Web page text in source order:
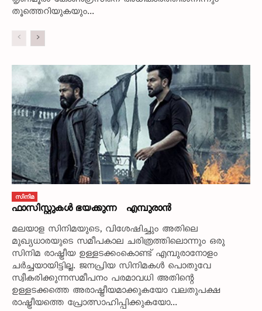
തൂത്തെറിയുകയും...
സിനിമ
ഫാസിസ്റ്റുകൾ ഭയക്കുന്ന എമ്പുരാൻ
മലയാള സിനിമയുടെ, വിശേഷിച്ചും അതിലെ
മുഖ്യധാരയുടെ സമീപകാല ചരിത്രത്തിലൊന്നും ഒരു
സിനിമ രാഷ്ട്രീയ ഉള്ളടക്കംകൊണ്ട് എമ്പുരാനോളം
ചർച്ചയായിട്ടില്ല. ജനപ്രിയ സിനിമകൾ പൊതുവേ
സ്വീകരിക്കുന്നസമീപനം പരമാവധി അതിന്റെ
ഉള്ളടക്കത്തെ അരാഷ്ട്രീയമാക്കുകയോ വലതുപക്ഷ
രാഷ്ട്രീയത്തെ പ്രോത്സാഹിപ്പിക്കുകയോ...